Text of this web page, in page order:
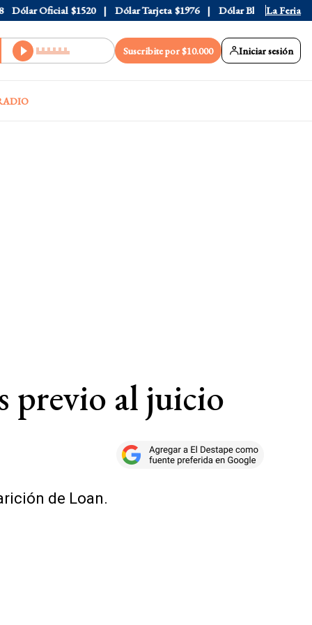
Oficial $1520 Dólar Tarjeta $1976 Dólar Blue $1530La Feria
Suscribite por $10.000 Iniciar sesión
previo al juicio
de Loan.